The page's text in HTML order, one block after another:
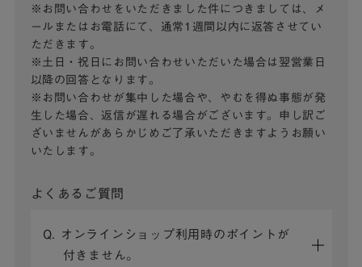
※お問い合わせをいただきました件につきましては、メ
ールまたはお電話にて、通常1週間以内に返答させてい
ただきます。
※土日・祝日にお問い合わせいただいた場合は翌営業日
以降の回答となります。
※お問い合わせが集中した場合や、やむを得ぬ事態が発
生した場合、返信が遅れる場合がございます。申し訳ご
ざいませんがあらかじめご了承いただきますようお願い
いたします。
よくあるご質問
Q. オンラインショップ利用時のポイントが
付きません。